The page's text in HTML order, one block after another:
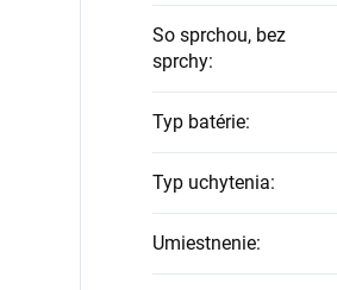
So sprchou, bez
sprchy:
Typ batérie:
Typ uchytenia:
Umiestnenie: